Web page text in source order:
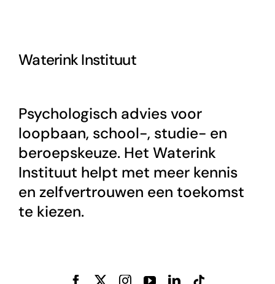
Waterink Instituut
Psychologisch advies voor
loopbaan, school-, studie- en
beroepskeuze. Het Waterink
Instituut helpt met meer kennis
en zelfvertrouwen een toekomst
te kiezen.